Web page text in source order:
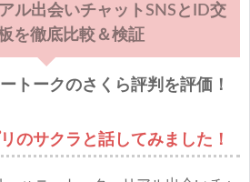
ル出会いチャットSNSとID交
を徹底比較＆検証
トークのさくら評判を評価！
のサクラと話してみました！